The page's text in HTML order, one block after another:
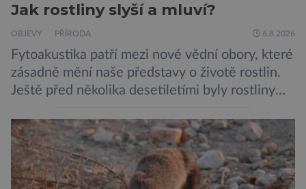
Jak rostliny slyší a mluví?
OBJEVY PŘÍRODA 6.8.2026
Fytoakustika patří mezi nové vědní obory, které
zásadně mění naše představy o životě rostlin.
Ještě před několika desetiletími byly rostliny
pouze reagují na změny prostředí. Moderní
výzkum však ukazuje, že skutečnost je mnohem
zajímavější. Rostliny totiž dokážou své okolí
vnímat prostřednictvím mechanických podnětů